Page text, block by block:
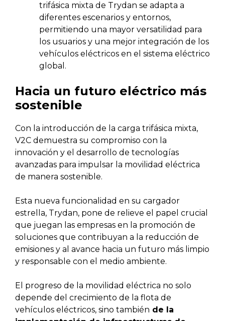
trifásica mixta de Trydan se adapta a
diferentes escenarios y entornos,
permitiendo una mayor versatilidad para
los usuarios y una mejor integración de los
vehículos eléctricos en el sistema eléctrico
global.
Hacia un futuro eléctrico más
sostenible
Con la introducción de la carga trifásica mixta,
V2C demuestra su compromiso con la
innovación y el desarrollo de tecnologías
avanzadas para impulsar la movilidad eléctrica
de manera sostenible.
Esta nueva funcionalidad en su cargador
estrella, Trydan, pone de relieve el papel crucial
que juegan las empresas en la promoción de
soluciones que contribuyan a la reducción de
emisiones y al avance hacia un futuro más limpio
y responsable con el medio ambiente.
El progreso de la movilidad eléctrica no solo
depende del crecimiento de la flota de
vehículos eléctricos, sino también de la